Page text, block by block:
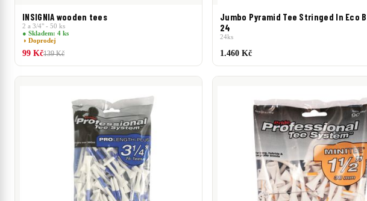
INSIGNIA wooden tees
2 a 3/4" - 50 ks
● Skladem: 4 ks
◑ Doprodej
99 Kč139 Kč
Jumbo Pyramid Tee Stringed In Eco
24
24ks
1.460 Kč